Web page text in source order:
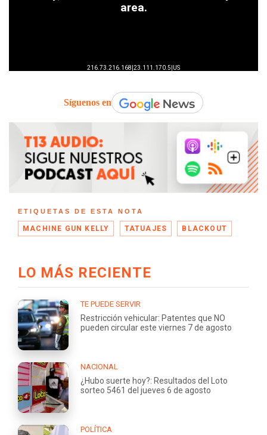
Síguenos en
ETIQUETAS DE ESTA NOTA
MACHINE GUN KELLY TATUAJES BLACKOUT
LO MÁS RECIENTE
TE PUEDE SERVIR
Restricción vehicular: Patentes que NO
pueden circular este viernes 7 de agosto
NACIONAL
¿Hubo suerte hoy?: Resultados del Loto
sorteo 5461 del jueves 6 de agosto
POLÍTICA